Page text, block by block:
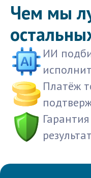
Чем мы
ИИ
Платёж